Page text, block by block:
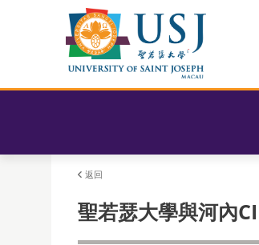
返回
聖若瑟大學與河內